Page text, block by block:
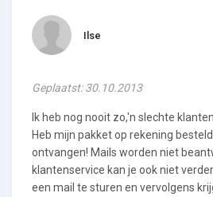
Ilse
Geplaatst: 30.10.2013
Ik heb nog nooit zo,'n slechte
Heb mijn pakket op rekening
ontvangen! Mails worden niet
klantenservice kan je ook niet
een mail te sturen en vervolgens